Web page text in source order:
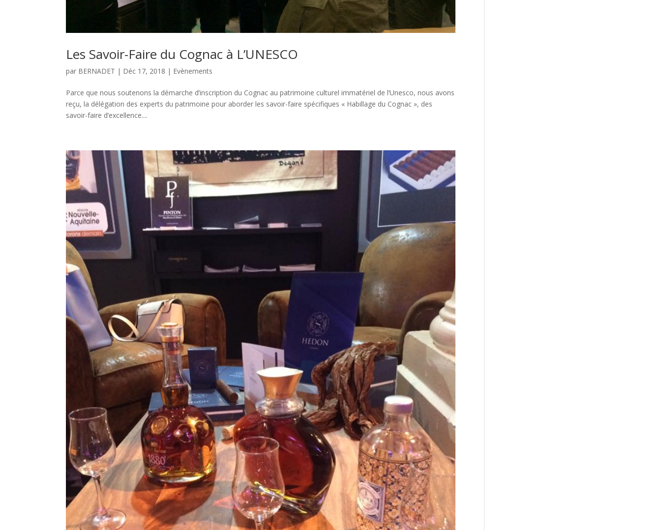
Les Savoir-Faire du Cognac à L’UNESCO
par BERNADET | Déc 17, 2018 | Evènements
Parce que nous soutenons la démarche d’inscription du Cognac au patrimoine culturel immatériel de l’Unesco, nous avons
reçu, la délégation des experts du patrimoine pour aborder les savoir-faire spécifiques « Habillage du Cognac », des
savoir-faire d’excellence....